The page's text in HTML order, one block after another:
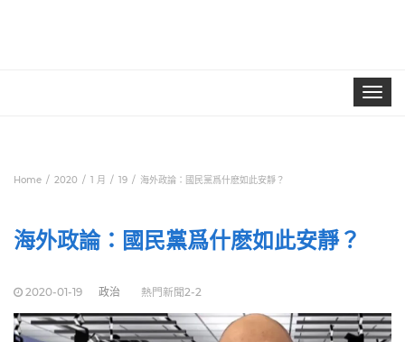
Toggle
Home 2020 1 月 19 海外政論：國民黨爲什麽如此安靜？
海外政論：國民黨爲什麽如此安靜？
2020-01-19 政治 熱門新聞2-2